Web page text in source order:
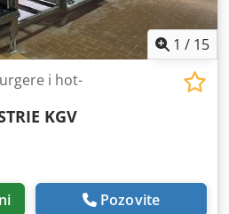
1 / 15
i hot-
KGV
Pozovite